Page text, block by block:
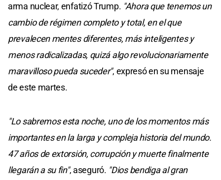
arma nuclear, enfatizó Trump. "Ahora que tenemos un
cambio de régimen completo y total, en el que
prevalecen mentes diferentes, más inteligentes y
menos radicalizadas, quizá algo revolucionariamente
maravilloso pueda suceder", expresó en su mensaje
de este martes.
"Lo sabremos esta noche, uno de los momentos más
importantes en la larga y compleja historia del mundo.
47 años de extorsión, corrupción y muerte finalmente
llegarán a su fin", aseguró. "Dios bendiga al gran